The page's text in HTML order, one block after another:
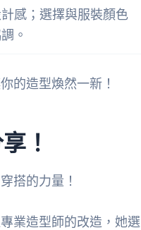
感；選擇與服裝顏色
。
的造型煥然一新！
！
搭的力量！
業造型師的改造，她選